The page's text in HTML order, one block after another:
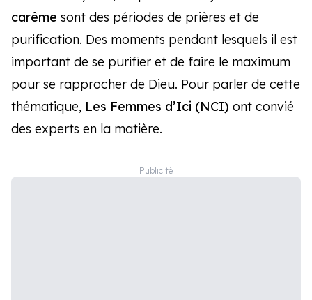
carême sont des périodes de prières et de
purification. Des moments pendant lesquels il est
important de se purifier et de faire le maximum
pour se rapprocher de Dieu. Pour parler de cette
thématique, Les Femmes d’Ici (NCI) ont convié
des experts en la matière.